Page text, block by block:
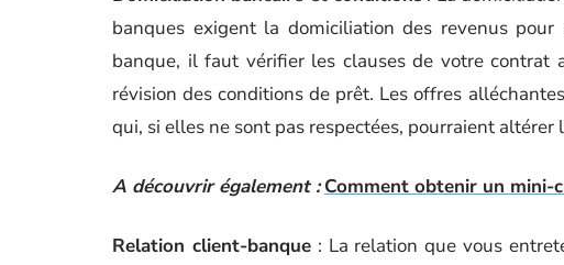
banques exigent la domiciliation des revenus
banque, il faut vérifier les clauses de votre contrat
révision des conditions de prêt. Les offres
qui, si elles ne sont pas respectées, pourraient altérer
A découvrir également : Comment obtenir un mini-
Relation client-banque: La relation que vous